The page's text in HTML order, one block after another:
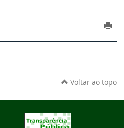
Voltar ao topo